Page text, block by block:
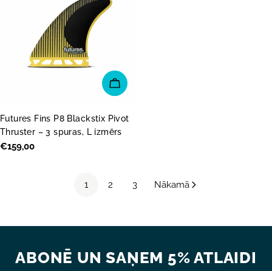
PIEVIENOT GROZAM
Futures Fins P8 Blackstix Pivot
Thruster – 3 spuras, L izmērs
Parastā
€159,00
1 2 3 Nākamā
ABONĒ UN SAŅEM 5% ATLAIDI